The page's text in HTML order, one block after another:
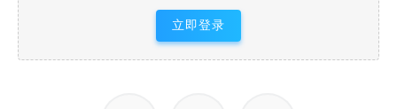
立即登录